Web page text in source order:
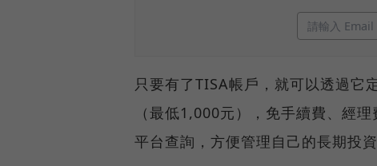
只要有了TISA帳戶，就可以透過它
（最低1,000元），免手續費、經
平台查詢，方便管理自己的長期投資